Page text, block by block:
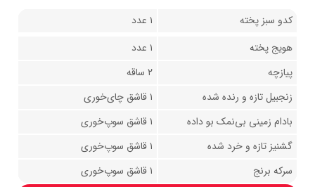
کدو سبز پخته
۱ عدد
هویج پخته
۱ عدد
پیازچه
۲ ساقه
زنجبیل تازه و رنده شده
۱ قاشق چای‌خوری
بادام زمینی بی‌نمک بو داده
۱ قاشق سوپ‌خوری
گشنیز تازه و خرد شده
۱ قاشق سوپ‌خوری
سرکه برنج
۱ قاشق سوپ‌خوری